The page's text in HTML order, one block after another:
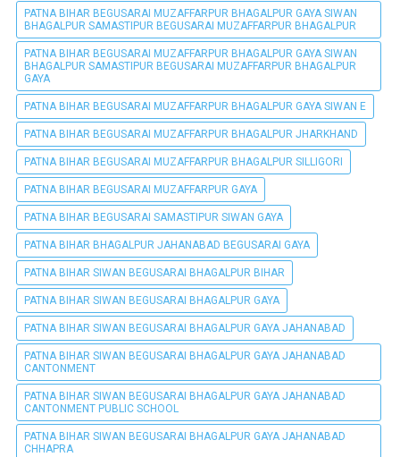
PATNA BIHAR BEGUSARAI MUZAFFARPUR BHAGALPUR GAYA SIWAN
BHAGALPUR SAMASTIPUR BEGUSARAI MUZAFFARPUR BHAGALPUR
PATNA BIHAR BEGUSARAI MUZAFFARPUR BHAGALPUR GAYA SIWAN
BHAGALPUR SAMASTIPUR BEGUSARAI MUZAFFARPUR BHAGALPUR
GAYA
PATNA BIHAR BEGUSARAI MUZAFFARPUR BHAGALPUR GAYA SIWAN E
PATNA BIHAR BEGUSARAI MUZAFFARPUR BHAGALPUR JHARKHAND
PATNA BIHAR BEGUSARAI MUZAFFARPUR BHAGALPUR SILLIGORI
PATNA BIHAR BEGUSARAI MUZAFFARPUR GAYA
PATNA BIHAR BEGUSARAI SAMASTIPUR SIWAN GAYA
PATNA BIHAR BHAGALPUR JAHANABAD BEGUSARAI GAYA
PATNA BIHAR SIWAN BEGUSARAI BHAGALPUR BIHAR
PATNA BIHAR SIWAN BEGUSARAI BHAGALPUR GAYA
PATNA BIHAR SIWAN BEGUSARAI BHAGALPUR GAYA JAHANABAD
PATNA BIHAR SIWAN BEGUSARAI BHAGALPUR GAYA JAHANABAD
CANTONMENT
PATNA BIHAR SIWAN BEGUSARAI BHAGALPUR GAYA JAHANABAD
CANTONMENT PUBLIC SCHOOL
PATNA BIHAR SIWAN BEGUSARAI BHAGALPUR GAYA JAHANABAD
CHHAPRA